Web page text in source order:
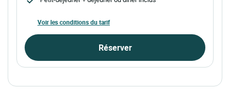
Voir les conditions du tarif
Réserver